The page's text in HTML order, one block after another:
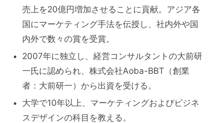
売上を20億円増加させることに貢献。アジア各
国にマーケティング手法を伝授し、社内外や国
内外で数々の賞を受賞。
2007年に独立し、経営コンサルタントの大前研
一氏に認められ、株式会社Aoba-BBT（創業
者：大前研一）から出資を受ける。
大学で10年以上、マーケティングおよびビジネ
スデザインの科目を教える。